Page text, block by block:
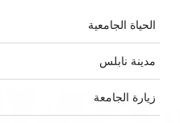
الحياة الجامعية
مدينة نابلس
زيارة الجامعة